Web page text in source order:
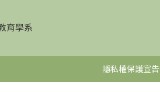
育學系
隱私權保護宣告